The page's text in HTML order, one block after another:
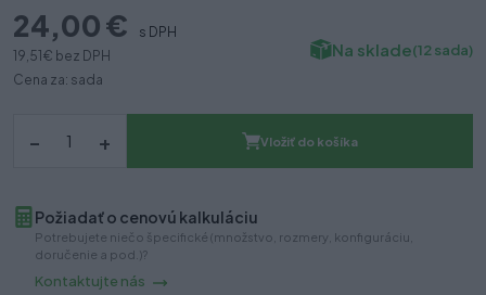
24,00 €
s DPH
19,51 € bez DPH
Cena za: sada
Na sklade(12 sada)
– + Vložiť do košíka
Požiadať o cenovú kalkuláciu
Potrebujete niečo špecifické (množstvo, rozmery, konfiguráciu,
doručenie a pod.)?
Kontaktujte nás